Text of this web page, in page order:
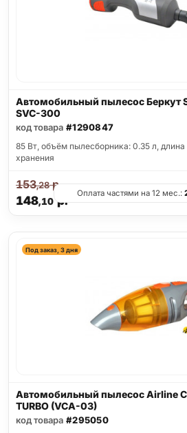
Автомобильный пылесос Беркут
SVC-300
код товара #1290847
85 Вт, объём пылесборника: 0.35 л,
хранения
148,10р.
153,28р.
Оплата частями на 12 мес.:
Под заказ, 3 дня
Автомобильный пылесос Airline
TURBO (VCA-03)
код товара #295050